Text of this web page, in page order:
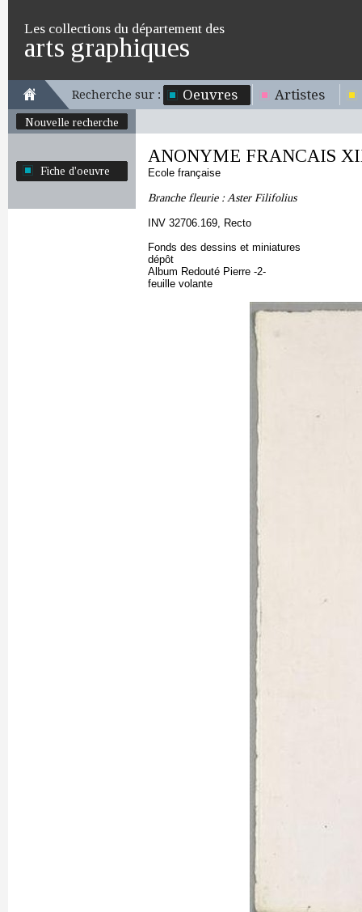
Les collections du département des
arts graphiques
Recherche sur : Oeuvres Artistes
Nouvelle recherche
Fiche d'oeuvre
ANONYME FRANCAIS
Ecole française
Branche fleurie : Aster Filifolius
INV 32706.169, Recto
Fonds des dessins et miniatures
dépôt
Album Redouté Pierre -2-
feuille volante